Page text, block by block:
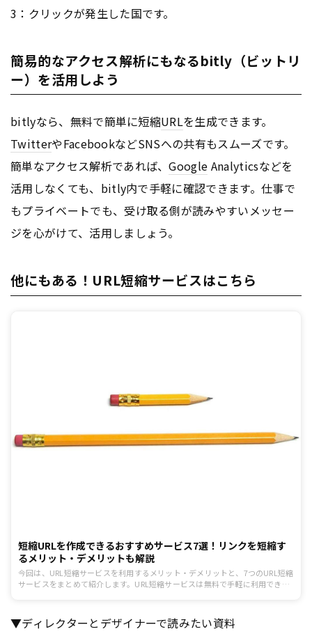
3：クリックが発生した国です。
簡易的なアクセス解析にもなるbitly（ビットリ
ー）を活用しよう
bitlyなら、無料で簡単に短縮URLを生成できます。
TwitterやFacebookなどSNSへの共有もスムーズです。
簡単なアクセス解析であれば、Google Analyticsなどを
活用しなくても、bitly内で手軽に確認できます。仕事で
もプライベートでも、受け取る側が読みやすいメッセー
ジを心がけて、活用しましょう。
他にもある！URL短縮サービスはこちら
短縮URLを作成できるおすすめサービス7選！リンクを短縮す
るメリット・デメリットも解説
今回は、URL短縮サービスを利用するメリット・デメリットと、7つのURL短縮
サービスをまとめて紹介します。URL短縮サービスは無料で手軽に利用できる
メリットも理解した上で、上手な活用方法を見つけていきましょう。
▼ディレクターとデザイナーで読みたい資料